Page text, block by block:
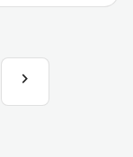
chevron_right